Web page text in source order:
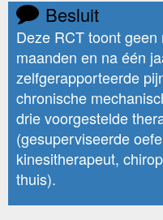
Besluit
Deze RCT toont
maanden en na één
zelfgerapporteerde
chronische
drie voorgestelde
(gesuperviseerde
kinesitherapeut,
thuis).